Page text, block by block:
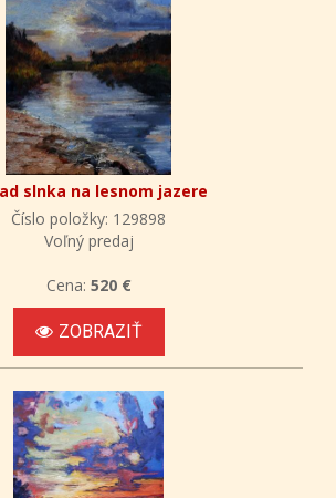
slnka na lesnom jazere
Číslo položky: 129898
Voľný predaj
Cena: 520 €
ZOBRAZIŤ